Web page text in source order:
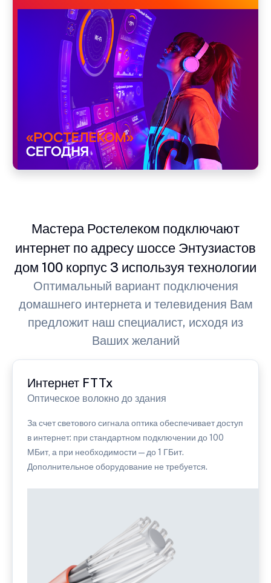
Мастера Ростелеком подключают
интернет по адресу шоссе Энтузиастов
дом 100 корпус 3 используя технологии
Оптимальный вариант подключения
домашнего интернета и телевидения Вам
предложит наш специалист, исходя из
Ваших желаний
Интернет FTTx
Оптическое волокно до здания
За счет светового сигнала оптика обеспечивает доступ
в интернет: при стандартном подключении до 100
МБит, а при необходимости — до 1 ГБит.
Дополнительное оборудование не требуется.